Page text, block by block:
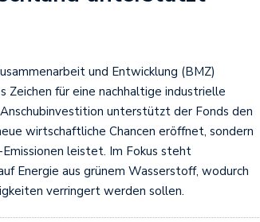
und Entwicklung (BMZ)
für eine nachhaltige industrielle
unterstützt der Fonds den
wirtschaftliche Chancen eröffnet, sondern
leistet. Im Fokus steht
Energie aus grünem Wasserstoff, wodurch
verringert werden sollen.